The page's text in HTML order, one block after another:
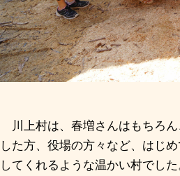
川上村は、春増さんはもちろ
した方、役場の方々など、はじ
してくれるような温かい村でし